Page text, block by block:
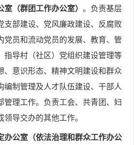
室（群团工作办公室）。 负责基层
支部建设、党风廉政建设、反腐败
党员和流动党员的发展、教育、管
指导村（社区）党组织建设管理等
、意识形态、精神文明建设和群众
编制管理及人才队伍建设、干部人
管理工作。负责工会、共青团、妇
导交办的其他工作。
办公室（依法治理和群众工作办公